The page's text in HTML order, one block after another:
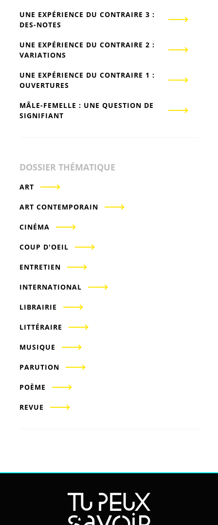
UNE EXPÉRIENCE DU CONTRAIRE 3 :
DES-NOTES
UNE EXPÉRIENCE DU CONTRAIRE 2 :
VARIATIONS
UNE EXPÉRIENCE DU CONTRAIRE 1 :
OUVERTURES
MÂLE-FEMELLE : UNE QUESTION DE
SIGNIFIANT
DOSSIER THÉMATIQUE
ART
ART CONTEMPORAIN
CINÉMA
COUP D'OEIL
ENTRETIEN
INTERNATIONAL
LIBRAIRIE
LITTÉRAIRE
MUSIQUE
PARUTION
POÈME
REVUE